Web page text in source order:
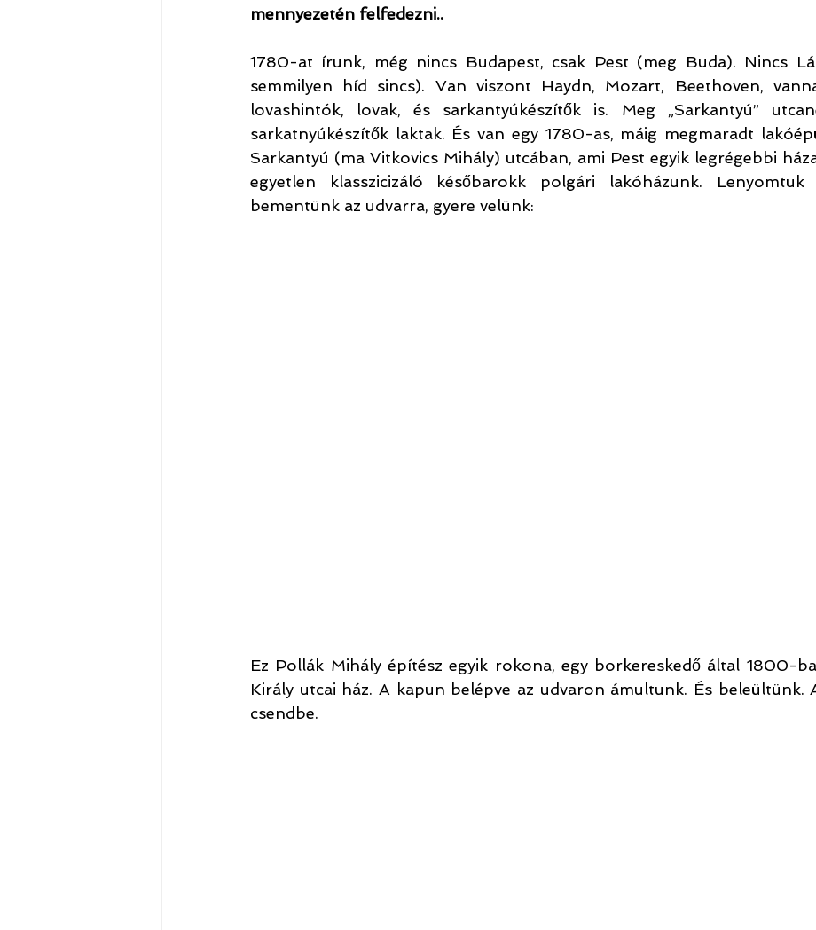
mennyezetén felfedezni..
1780-at írunk, még nincs Budapest, csak Pest (meg Buda). Nincs
semmilyen híd sincs). Van viszont Haydn, Mozart, Beethoven,
lovashintók, lovak, és sarkantyúkészítők is. Meg „Sarkantyú”
sarkatnyúkészítők laktak. És van egy 1780-as, máig megmaradt
Sarkantyú (ma Vitkovics Mihály) utcában, ami Pest egyik legrégebbi
egyetlen klasszicizáló későbarokk polgári lakóházunk. Lenyomtuk
bementünk az udvarra, gyere velünk:
Ez Pollák Mihály építész egyik rokona, egy borkereskedő által 1800-
Király utcai ház. A kapun belépve az udvaron ámultunk. És beleültünk.
csendbe.